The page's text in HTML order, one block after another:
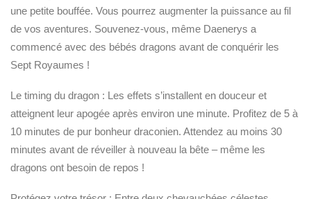
une petite bouffée. Vous pourrez augmenter la puissance au fil
de vos aventures. Souvenez-vous, même Daenerys a
commencé avec des bébés dragons avant de conquérir les
Sept Royaumes !
Le timing du dragon : Les effets s’installent en douceur et
atteignent leur apogée après environ une minute. Profitez de 5 à
10 minutes de pur bonheur draconien. Attendez au moins 30
minutes avant de réveiller à nouveau la bête – même les
dragons ont besoin de repos !